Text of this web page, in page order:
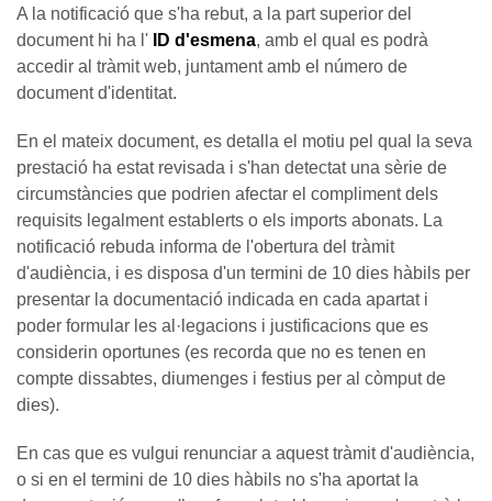
A la notificació que s'ha rebut, a la part superior del
document hi ha l'
ID d'esmena, amb el qual es podrà
accedir al tràmit web, juntament amb el número de
document d'identitat.
En el mateix document, es detalla el motiu pel qual la seva
prestació ha estat revisada i s'han detectat una sèrie de
circumstàncies que podrien afectar el compliment dels
requisits legalment establerts o els imports abonats. La
notificació rebuda informa de l'obertura del tràmit
d'audiència, i es disposa d'un termini de 10 dies hàbils per
presentar la documentació indicada en cada apartat i
poder formular les al·legacions i justificacions que es
considerin oportunes (es recorda que no es tenen en
compte dissabtes, diumenges i festius per al còmput de
dies).
En cas que es vulgui renunciar a aquest tràmit d'audiència,
o si en el termini de 10 dies hàbils no s'ha aportat la